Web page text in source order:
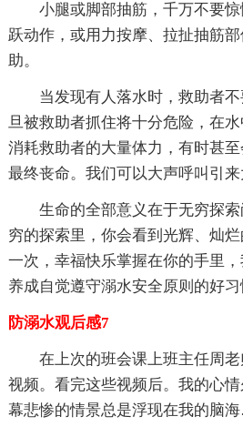
小腿或脚部抽筋，千万不要
跃动作，或用力按摩、拉扯抽筋
助。
当发现有人落水时，救助者
旦被救助者抓住将十分危险，在
消耗救助者的大量体力，有时甚
最终丧命。我们可以大声呼叫引来
生命的全部意义在于无穷探
穷的探索里，你会看到光辉、灿
一次，幸福快乐掌握在你的手里，
养成自觉遵守溺水安全原则的好习
防溺水观后感7
在上次的班会课上班主任周
视频。看完这些视频后。我的心
幕悲惨的情景总是浮现在我的脑